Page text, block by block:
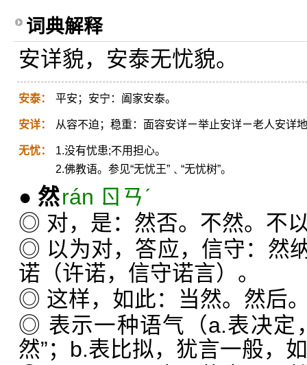
词典解释
安详貌，安泰无忧貌。
安泰： 平安；安宁：阖家安泰。
安详： 从容不迫；稳重：面容安详ㄧ举止安详ㄧ老人安详
无忧：
1.没有忧患;不用担心。
2.佛教语。参见“无忧王”﹑“无忧树”。
● 然rán ㄖㄢˊ
◎ 对，是：然否。不然。不
◎ 以为对，答应，信守：然
诺（许诺，信守诺言）。
◎ 这样，如此：当然。然后
◎ 表示一种语气（a.表决定
然”；b.表比拟，犹言一般，